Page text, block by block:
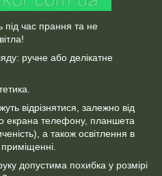
час прання та не
ручне або делікатне
відрізнятися, залежно від
екрана телефону, планшета
а також освітлення в
допустима похибка у розмірі